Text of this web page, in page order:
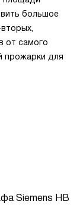
Siemens HB
большое
от самого
прожарки для